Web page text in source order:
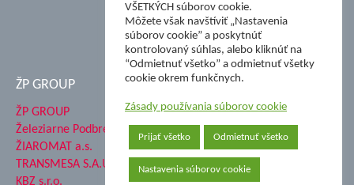
ŽP GROUP
ŽP GROUP
Železiarne Podbrezová a.s.
ŽIAROMAT a.s.
TRANSMESA S.A.U.
KBZ s.r.o.
VŠETKÝCH súborov cookie.
Môžete však navštíviť „Nastavenia
súborov cookie” a poskytnúť
kontrolovaný súhlas, alebo kliknúť na
“Odmietnuť všetko” a odmietnuť všetky
cookie okrem funkčnych.
Zásady používania súborov cookie
Prijať všetko Odmietnuť všetko
Nastavenia súborov cookie